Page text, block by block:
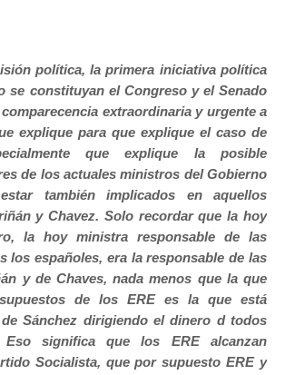
política, la primera iniciativa política
se constituyan el Congreso y el Senado
extraordinaria y urgente a
explique para que explique el caso de
que explique la posible
de los actuales ministros del Gobierno
también implicados en aquellos
y Chavez. Solo recordar que la hoy
la hoy ministra responsable de las
los españoles, era la responsable de las
y de Chaves, nada menos que la que
de los ERE es la que está
Sánchez dirigiendo el dinero d todos
Eso significa que los ERE alcanzan
Socialista, que por supuesto ERE y